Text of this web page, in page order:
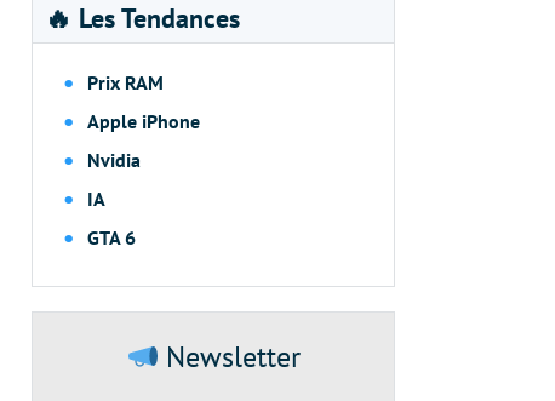
🔥 Les Tendances
Prix RAM
Apple iPhone
Nvidia
IA
GTA 6
Newsletter